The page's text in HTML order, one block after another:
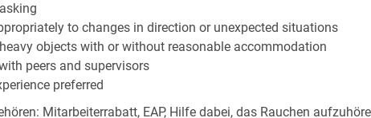
to changes in direction or unexpected situations
objects with or without reasonable accommodation
peers and supervisors
preferred
Mitarbeiterrabatt, EAP, Hilfe dabei, das Rauchen